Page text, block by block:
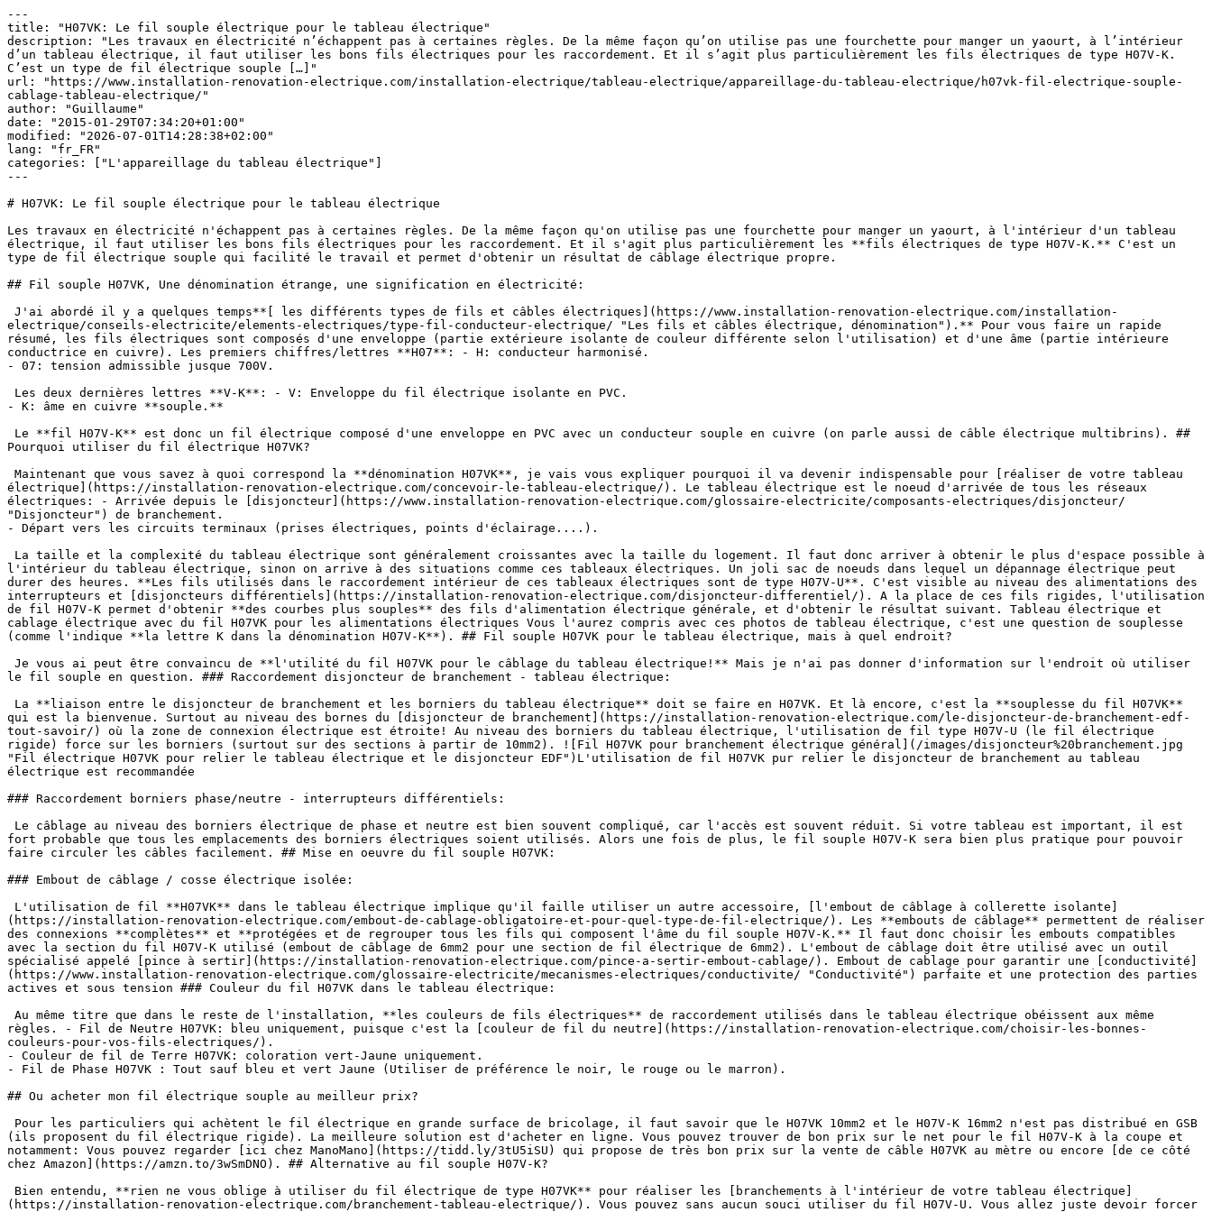
---
title: "H07VK: Le fil souple électrique pour le tableau électrique"
description: "Les travaux en électricité n’échappent pas à certaines règles. De la même façon qu’on utilise pas une fourchette pour manger un yaourt, à l’intérieur
d’un tableau électrique, il faut utiliser les bons fils électriques pour les raccordement. Et il s’agit plus particulièrement les fils électriques de type H07V-K.
C’est un type de fil électrique souple […]"
url: "https://www.installation-renovation-electrique.com/installation-electrique/tableau-electrique/appareillage-du-tableau-electrique/h07vk-fil-electrique-souple-
cablage-tableau-electrique/"
author: "Guillaume"
date: "2015-01-29T07:34:20+01:00"
modified: "2026-07-01T14:28:38+02:00"
lang: "fr_FR"
categories: ["L'appareillage du tableau électrique"]
---
# H07VK: Le fil souple électrique pour le tableau électrique
Les travaux en électricité n'échappent pas à certaines règles. De la même façon qu'on utilise pas une fourchette pour manger un yaourt, à l'intérieur d'un tableau
électrique, il faut utiliser les bons fils électriques pour les raccordement. Et il s'agit plus particulièrement les **fils électriques de type H07V-K.** C'est un
type de fil électrique souple qui facilité le travail et permet d'obtenir un résultat de câblage électrique propre.
## Fil souple H07VK, Une dénomination étrange, une signification en électricité:
electrique/conseils-electricite/elements-electriques/type-fil-conducteur-electrique/ "Les fils et câbles électrique, dénomination").** Pour vous faire un rapide
résumé, les fils électriques sont composés d'une enveloppe (partie extérieure isolante de couleur différente selon l'utilisation) et d'une âme (partie intérieure
conductrice en cuivre). Les premiers chiffres/lettres **H07**: - H: conducteur harmonisé.
- 07: tension admissible jusque 700V.
- K: âme en cuivre **souple.**
Pourquoi utiliser du fil électrique H07VK?
électrique](https://installation-renovation-electrique.com/concevoir-le-tableau-electrique/). Le tableau électrique est le noeud d'arrivée de tous les réseaux
électriques: - Arrivée depuis le [disjoncteur](https://www.installation-renovation-electrique.com/glossaire-electricite/composants-electriques/disjoncteur/
"Disjoncteur") de branchement.
- Départ vers les circuits terminaux (prises électriques, points d'éclairage....).
l'intérieur du tableau électrique, sinon on arrive à des situations comme ces tableaux électriques. Un joli sac de noeuds dans lequel un dépannage électrique peut
durer des heures. **Les fils utilisés dans le raccordement intérieur de ces tableaux électriques sont de type H07V-U**. C'est visible au niveau des alimentations des
interrupteurs et [disjoncteurs différentiels](https://installation-renovation-electrique.com/disjoncteur-differentiel/). A la place de ces fils rigides, l'utilisation
de fil H07V-K permet d'obtenir **des courbes plus souples** des fils d'alimentation électrique générale, et d'obtenir le résultat suivant. Tableau électrique et
cablage électrique avec du fil H07VK pour les alimentations électriques Vous l'aurez compris avec ces photos de tableau électrique, c'est une question de souplesse
(comme l'indique **la lettre K dans la dénomination H07V-K**). ## Fil souple H07VK pour le tableau électrique, mais à quel endroit?
le fil souple en question. ### Raccordement disjoncteur de branchement - tableau électrique:
qui est la bienvenue. Surtout au niveau des bornes du [disjoncteur de branchement](https://installation-renovation-electrique.com/le-disjoncteur-de-branchement-edf-
tout-savoir/) où la zone de connexion électrique est étroite! Au niveau des borniers du tableau électrique, l'utilisation de fil type H07V-U (le fil électrique
rigide) force sur les borniers (surtout sur des sections à partir de 10mm2). ![Fil H07VK pour branchement électrique général](/images/disjoncteur%20branchement.jpg
"Fil électrique H07VK pour relier le tableau électrique et le disjoncteur EDF")L'utilisation de fil H07VK pur relier le disjoncteur de branchement au tableau
électrique est recommandée
### Raccordement borniers phase/neutre - interrupteurs différentiels:
fort probable que tous les emplacements des borniers électriques soient utilisés. Alors une fois de plus, le fil souple H07V-K sera bien plus pratique pour pouvoir
faire circuler les câbles facilement. ## Mise en oeuvre du fil souple H07VK:
### Embout de câblage / cosse électrique isolée:
(https://installation-renovation-electrique.com/embout-de-cablage-obligatoire-et-pour-quel-type-de-fil-electrique/). Les **embouts de câblage** permettent de réaliser
des connexions **complètes** et **protégées et de regrouper tous les fils qui composent l'âme du fil souple H07V-K.** Il faut donc choisir les embouts compatibles
avec la section du fil H07V-K utilisé (embout de câblage de 6mm2 pour une section de fil électrique de 6mm2). L'embout de câblage doit être utilisé avec un outil
spécialisé appelé [pince à sertir](https://installation-renovation-electrique.com/pince-a-sertir-embout-cablage/). Embout de cablage pour garantir une [conductivité]
(https://www.installation-renovation-electrique.com/glossaire-electricite/mecanismes-electriques/conductivite/ "Conductivité") parfaite et une protection des parties
actives et sous tension ### Couleur du fil H07VK dans le tableau électrique:
règles. - Fil de Neutre H07VK: bleu uniquement, puisque c'est la [couleur de fil du neutre](https://installation-renovation-electrique.com/choisir-les-bonnes-
couleurs-pour-vos-fils-electriques/).
- Couleur de fil de Terre H07VK: coloration vert-Jaune uniquement.
- Fil de Phase H07VK : Tout sauf bleu et vert Jaune (Utiliser de préférence le noir, le rouge ou le marron).
## Ou acheter mon fil électrique souple au meilleur prix?
(ils proposent du fil électrique rigide). La meilleure solution est d'acheter en ligne. Vous pouvez trouver de bon prix sur le net pour le fil H07V-K à la coupe et
notamment: Vous pouvez regarder [ici chez ManoMano](https://tidd.ly/3tU5iSU) qui propose de très bon prix sur la vente de câble H07VK au mètre ou encore [de ce côté
chez Amazon](https://amzn.to/3wSmDNO). ## Alternative au fil souple H07V-K?
(https://installation-renovation-electrique.com/branchement-tableau-electrique/). Vous pouvez sans aucun souci utiliser du fil H07V-U. Vous allez juste devoir forcer